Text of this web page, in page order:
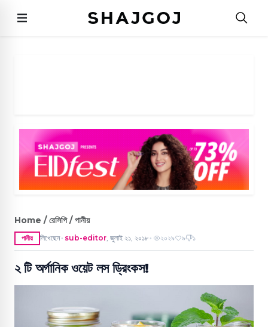
Home / রেসিপি / পানীয়
পানীয় লিখেছেন ● sub-editor, জুলাই ২১, ২০১৮ ● ২০২৯ ৯ ১
২ টি অর্গানিক ওয়েট লস ড্রিংকস!